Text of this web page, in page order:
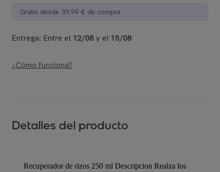
Gratis desde 39,99 € de compra
Entrega: Entre el 12/08y el 15/08
¿Cómo funciona?
Detalles del producto
Recuperador de rizos 250 ml Descripcion Realza los